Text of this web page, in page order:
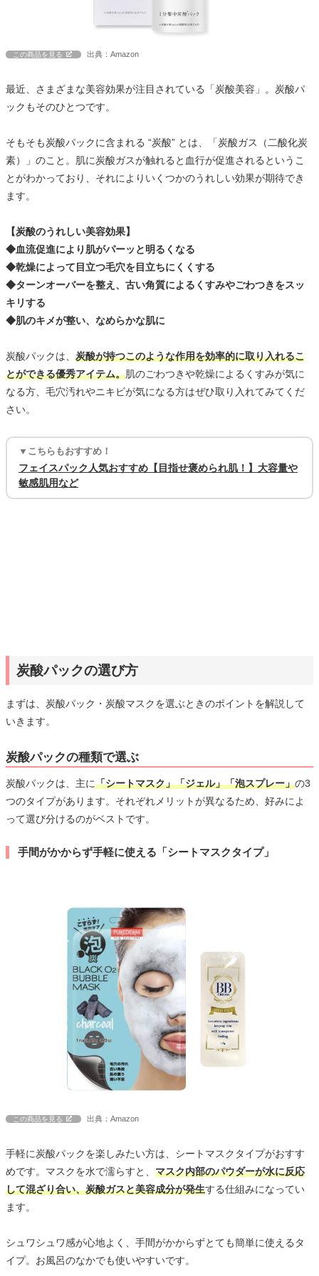
この商品を見る 出典：Amazon
最近、さまざまな美容効果が注目されている「炭酸美容」。炭酸パ
ックもそのひとつです。
そもそも炭酸パックに含まれる “炭酸” とは、「炭酸ガス（二酸化炭
素）」のこと。肌に炭酸ガスが触れると血行が促進されるというこ
とがわかっており、それによりいくつかのうれしい効果が期待でき
ます。
【炭酸のうれしい美容効果】
◆血流促進により肌がパーッと明るくなる
◆乾燥によって目立つ毛穴を目立ちにくくする
◆ターンオーバーを整え、古い角質によるくすみやごわつきをスッ
キリする
◆肌のキメが整い、なめらかな肌に
炭酸パックは、 炭酸が持つこのような作用を効率的に取り入れるこ
とができる優秀アイテム。肌のごわつきや乾燥によるくすみが気に
なる方、毛穴汚れやニキビが気になる方はぜひ取り入れてみてくだ
さい。
▼こちらもおすすめ！
フェイスパック人気おすすめ【目指せ褒められ肌！】大容量や
敏感肌用など
炭酸パックの選び方
まずは、炭酸パック・炭酸マスクを選ぶときのポイントを解説して
いきます。
炭酸パックの種類で選ぶ
炭酸パックは、主に「シートマスク」「ジェル」「泡スプレー」の3
つのタイプがあります。それぞれメリットが異なるため、好みによ
って選び分けるのがベストです。
手間がかからず手軽に使える「シートマスクタイプ」
この商品を見る 出典：Amazon
手軽に炭酸パックを楽しみたい方は、シートマスクタイプがおすす
めです。マスクを水で濡らすと、 マスク内部のパウダーが水に反応
して混ざり合い、炭酸ガスと美容成分が発生する仕組みになってい
ます。
シュワシュワ感が心地よく、手間がかからずとても簡単に使えるタ
イプ。お風呂のなかでも使いやすいです。